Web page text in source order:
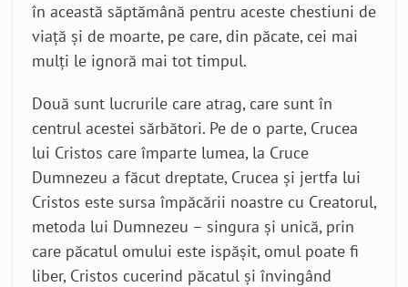
în această săptămână pentru aceste chestiuni de
viață și de moarte, pe care, din păcate, cei mai
mulți le ignoră mai tot timpul.
Două sunt lucrurile care atrag, care sunt în
centrul acestei sărbători. Pe de o parte, Crucea
lui Cristos care împarte lumea, la Cruce
Dumnezeu a făcut dreptate, Crucea și jertfa lui
Cristos este sursa împăcării noastre cu Creatorul,
metoda lui Dumnezeu – singura și unică, prin
care păcatul omului este ispășit, omul poate fi
liber, Cristos cucerind păcatul și învingând